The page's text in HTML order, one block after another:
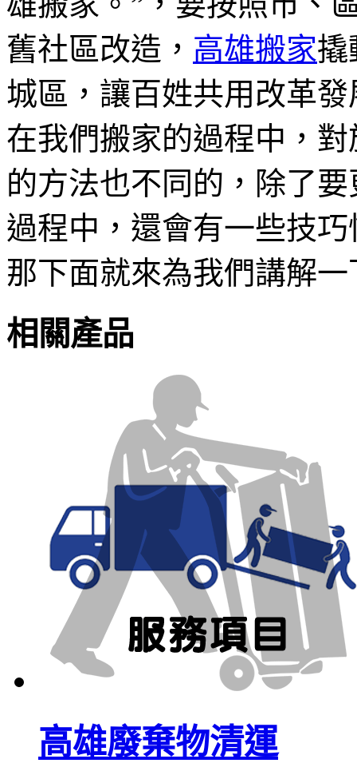
舊社區改造， 高雄搬家撬
城區，讓百姓共用改革
在我們搬家的過程中，
的方法也不同的，除了
過程中，還會有一些技
那下面就來為我們講解一
相關產品
高雄廢棄物清運